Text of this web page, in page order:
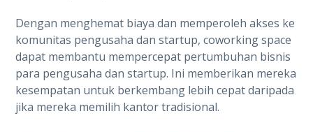
Dengan menghemat biaya dan memperoleh akses ke
komunitas pengusaha dan startup, coworking space
dapat membantu mempercepat pertumbuhan bisnis
para pengusaha dan startup. Ini memberikan mereka
kesempatan untuk berkembang lebih cepat daripada
jika mereka memilih kantor tradisional.